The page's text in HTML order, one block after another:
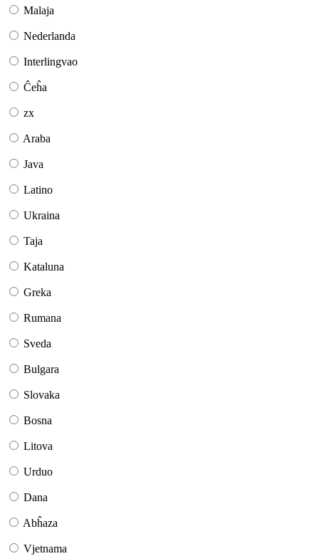
Malaja
Nederlanda
Interlingvao
Ĉeĥa
zx
Araba
Java
Latino
Ukraina
Taja
Kataluna
Greka
Rumana
Sveda
Bulgara
Slovaka
Bosna
Litova
Urduo
Dana
Abĥaza
Vjetnama